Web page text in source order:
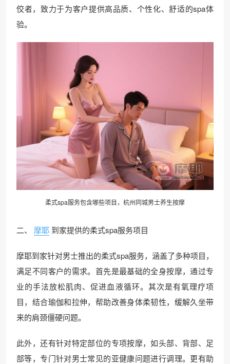
佼者，致力于为客户提供高品质、个性化、舒适的spa体
验。
柔式spa服务包含哪些项目，杭州同城男士养生按摩
二、 摩耶 到家提供的柔式spa服务项目
摩耶到家针对男士推出的柔式spa服务，涵盖了多种项目，
满足不同客户的需求。首先是最基础的全身按摩，通过专
业的手法放松肌肉、促进血液循环。其次是有氧理疗项
目，结合瑜伽和拉伸，帮助改善身体柔韧性，缓解久坐带
来的肩颈僵硬问题。
此外，还有针对特定部位的专项按摩，如头部、背部、足
部等，专门针对男士常见的亚健康问题进行调理。更有助